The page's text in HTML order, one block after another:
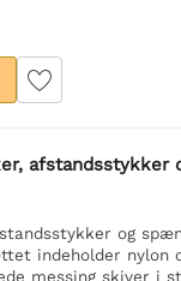
og
indeholder nylon
messing skiver i